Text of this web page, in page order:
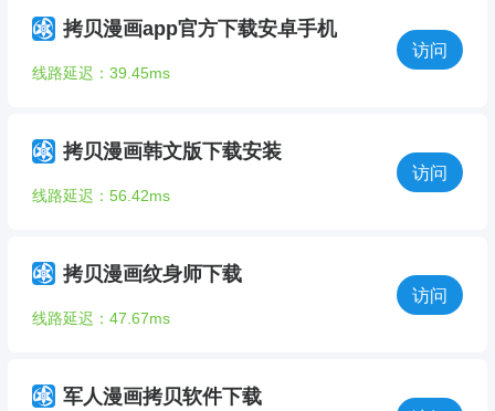
拷贝漫画app官方下载安卓手机
线路延迟：39.45ms
访问
拷贝漫画韩文版下载安装
线路延迟：56.42ms
访问
拷贝漫画纹身师下载
线路延迟：47.67ms
访问
军人漫画拷贝软件下载